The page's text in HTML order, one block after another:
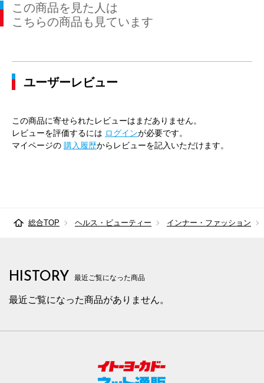
この商品を見た人は
こちらの商品も見ています
ユーザーレビュー
この商品に寄せられたレビューはまだありません。
レビューを評価するには ログインが必要です。
マイページの 購入履歴からレビューを記入いただけます。
総合TOP ヘルス・ビューティー インナー・ファッション
HISTORY 最近ご覧になった商品
最近ご覧になった商品がありません。